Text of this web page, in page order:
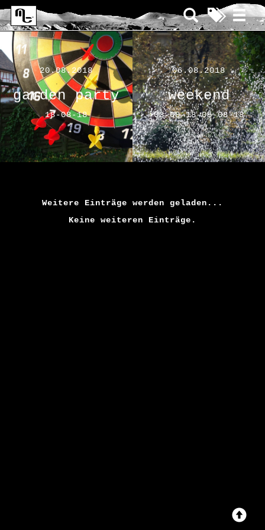
20.08.2018
garden party
18-08-18
06.08.2018
weekend
03-08-18-05-08-18
Weitere Einträge werden geladen...
Keine weiteren Einträge.